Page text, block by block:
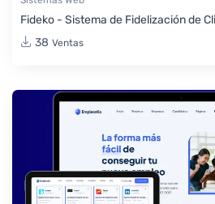
Fideko - Sistema de Fidelización de
38 Ventas